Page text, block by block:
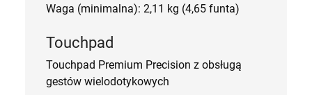
Waga (minimalna): 2,11 kg (4,65 funta)
Touchpad
Touchpad Premium Precision z obsługą
gestów wielodotykowych